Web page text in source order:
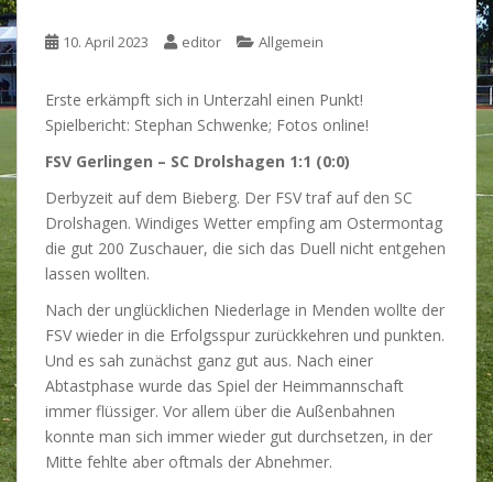
10. April 2023 editor Allgemein
Erste erkämpft sich in Unterzahl einen Punkt!
Spielbericht: Stephan Schwenke; Fotos online!
FSV Gerlingen – SC Drolshagen 1:1 (0:0)
Derbyzeit auf dem Bieberg. Der FSV traf auf den SC
Drolshagen. Windiges Wetter empfing am Ostermontag
die gut 200 Zuschauer, die sich das Duell nicht entgehen
lassen wollten.
Nach der unglücklichen Niederlage in Menden wollte der
FSV wieder in die Erfolgsspur zurückkehren und punkten.
Und es sah zunächst ganz gut aus. Nach einer
Abtastphase wurde das Spiel der Heimmannschaft
immer flüssiger. Vor allem über die Außenbahnen
konnte man sich immer wieder gut durchsetzen, in der
Mitte fehlte aber oftmals der Abnehmer.